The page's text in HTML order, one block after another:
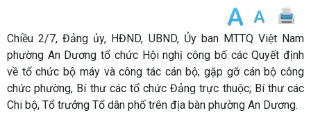
Chiều 2/7, Đảng ủy, HĐND, UBND, Ủy ban MTTQ Việt Nam
phường An Dương tổ chức Hội nghị công bố các Quyết định
về tổ chức bộ máy và công tác cán bộ; gặp gỡ cán bộ công
chức phường, Bí thư các tổ chức Đảng trực thuộc; Bí thư các
Chi bộ, Tổ trưởng Tổ dân phố trên địa bàn phường An Dương.